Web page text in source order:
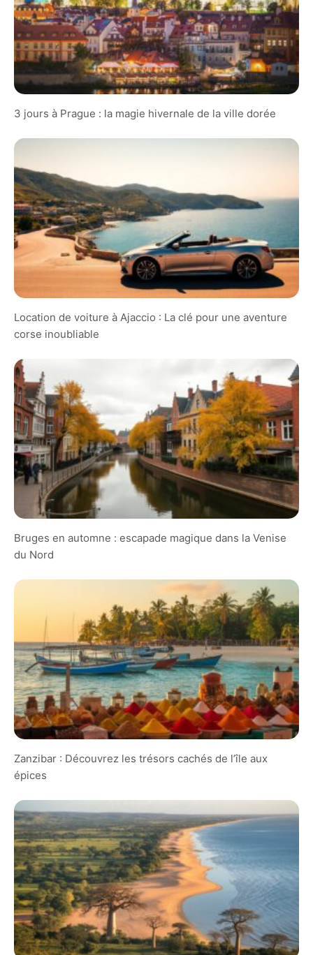
3 jours à Prague : la magie hivernale de la ville dorée
Location de voiture à Ajaccio : La clé pour une aventure
corse inoubliable
Bruges en automne : escapade magique dans la Venise
du Nord
Zanzibar : Découvrez les trésors cachés de l’île aux
épices